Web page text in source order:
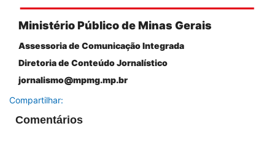
Ministério Público de Minas Gerais
Assessoria de Comunicação Integrada
Diretoria de Conteúdo Jornalístico
jornalismo@mpmg.mp.br
Compartilhar:
Comentários